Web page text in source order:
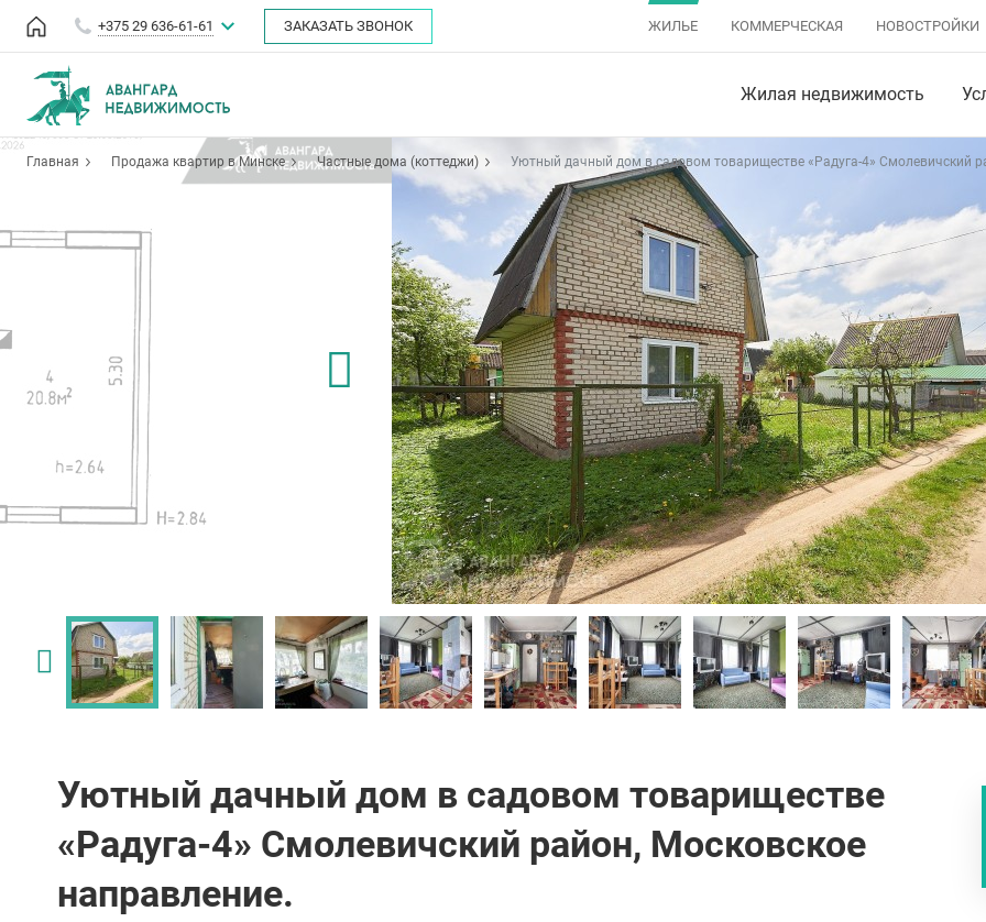
+375 29 636-61-61 ЗАКАЗАТЬ ЗВОНОК ЖИЛЬЕ КОММЕРЧЕСКАЯ НОВОСТРОЙКИ
Жилая недвижимость
Главная Продажа квартир в Минске Частные дома (коттеджи) Уютный дачный дом в садовом товариществе «Радуга-4» Смолевичский
Уютный дачный дом в садовом товариществе
«Радуга-4» Смолевичский район, Московское
направление.